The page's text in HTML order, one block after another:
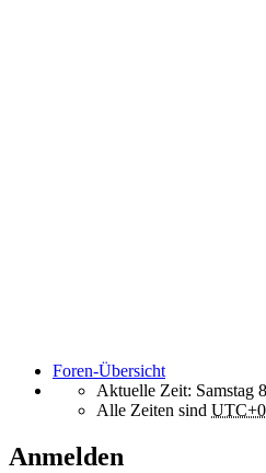
Foren-Übersicht
Aktuelle Zeit: Samstag
Alle Zeiten sind
Anmelden